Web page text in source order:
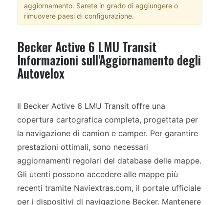
aggiornamento. Sarete in grado di aggiungere o
rimuovere paesi di configurazione.
Becker Active 6 LMU Transit
Informazioni sull'Aggiornamento degli
Autovelox
Il Becker Active 6 LMU Transit offre una
copertura cartografica completa, progettata per
la navigazione di camion e camper. Per garantire
prestazioni ottimali, sono necessari
aggiornamenti regolari del database delle mappe.
Gli utenti possono accedere alle mappe più
recenti tramite Naviextras.com, il portale ufficiale
per i dispositivi di navigazione Becker. Mantenere